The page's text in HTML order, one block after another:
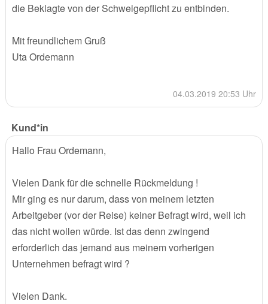
die Beklagte von der Schweigepflicht zu entbinden.
Mit freundlichem Gruß
Uta Ordemann
04.03.2019 20:53 Uhr
Kund*in
Hallo Frau Ordemann,
Vielen Dank für die schnelle Rückmeldung !
Mir ging es nur darum, dass von meinem letzten
Arbeitgeber (vor der Reise) keiner Befragt wird, weil ich
das nicht wollen würde. Ist das denn zwingend
erforderlich das jemand aus meinem vorherigen
Unternehmen befragt wird ?
Vielen Dank.